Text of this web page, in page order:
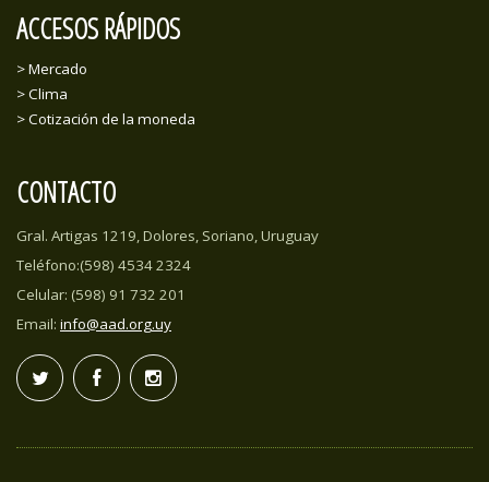
ACCESOS RÁPIDOS
> Mercado
> Clima
> Cotización de la moneda
CONTACTO
Gral. Artigas 1219, Dolores, Soriano, Uruguay
Teléfono:(598) 4534 2324
Celular: (598) 91 732 201
Email: info@aad.org.uy